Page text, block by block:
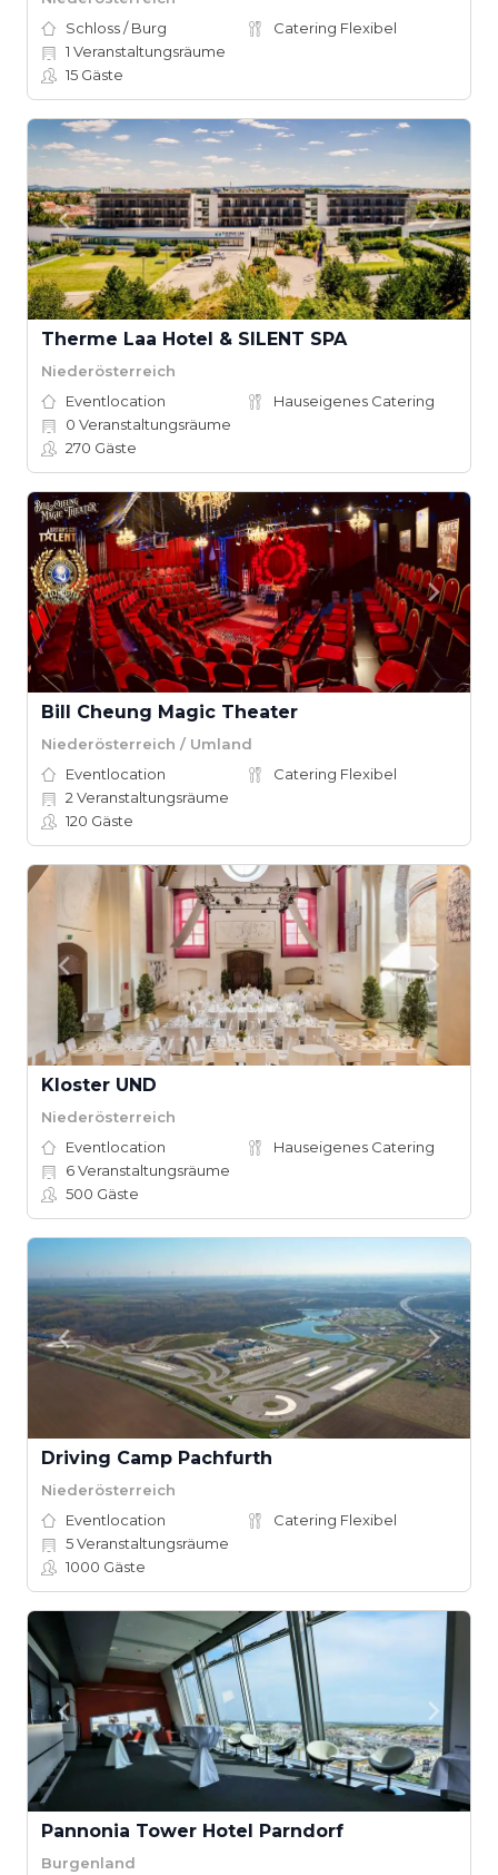
Schloss / Burg
Catering Flexibel
1 Veranstaltungsräume
15 Gäste
Therme Laa Hotel & SILENT SPA
Niederösterreich
Eventlocation
Hauseigenes Catering
0 Veranstaltungsräume
270 Gäste
Bill Cheung Magic Theater
Niederösterreich / Umland
Eventlocation
Catering Flexibel
2 Veranstaltungsräume
120 Gäste
Kloster UND
Niederösterreich
Eventlocation
Hauseigenes Catering
6Veranstaltungsräume
500 Gäste
Driving Camp Pachfurth
Niederösterreich
Eventlocation
Catering Flexibel
5Veranstaltungsräume
1000 Gäste
Pannonia Tower Hotel Parndorf
Burgenland